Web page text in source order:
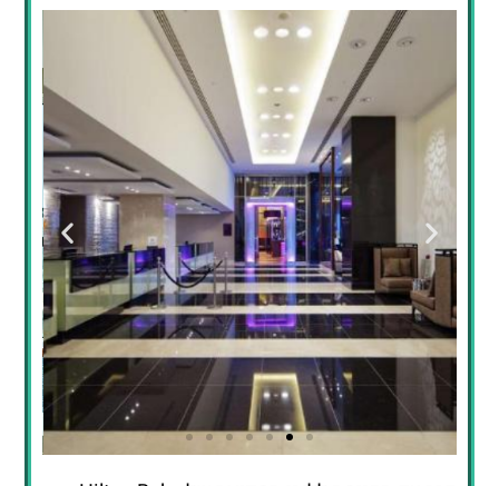
לחצו כאן
להזמנת חדר
במלון
כבר עם הכניסה ללובי המפואר של Hilton Baku
מורגשת תחושת אלגנטיות שקטה ושירות בינלאומי
מוקפד. הניחוח הנעים באוויר, התאורה החמימה
והמוזיקה הרכה יוצרים אווירה רגועה ויוקרתית
כאחד. המלון מציע מגוון רחב של מתקנים ושירותים